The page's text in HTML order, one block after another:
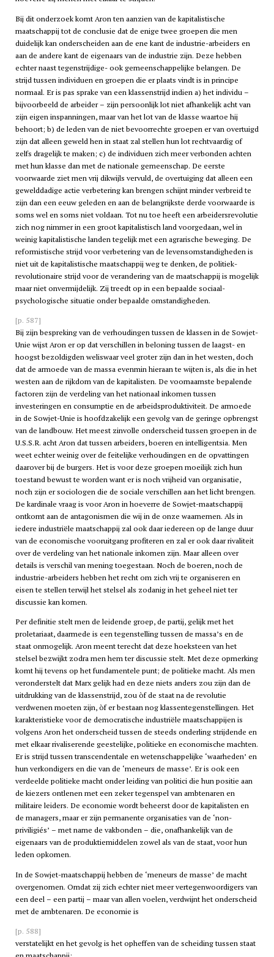
Bij dit onderzoek komt Aron ten aanzien van de kapitalistische
maatschappij tot de conclusie dat de enige twee groepen die men
duidelijk kan onderscheiden aan de ene kant de industrie-arbeiders en
aan de andere kant de eigenaars van de industrie zijn. Deze hebben
echter naast tegenstrijdige- ook gemeenschappelijke belangen. De
strijd tussen individuen en groepen die er plaats vindt is in principe
normaal. Er is pas sprake van een klassenstrijd indien a) het individu –
bijvoorbeeld de arbeider – zijn persoonlijk lot niet afhankelijk acht van
zijn eigen inspanningen, maar van het lot van de klasse waartoe hij
behoort; b) de leden van de niet bevoorrechte groepen er van overtuigd
zijn dat alleen geweld hen in staat zal stellen hun lot rechtvaardig of
zelfs dragelijk te maken; c) de individuen zich meer verbonden achten
met hun klasse dan met de nationale gemeenschap. De eerste
voorwaarde ziet men vrij dikwijls vervuld, de overtuiging dat alleen een
gewelddadige actie verbetering kan brengen schijnt minder verbreid te
zijn dan een eeuw geleden en aan de belangrijkste derde voorwaarde is
soms wel en soms niet voldaan. Tot nu toe heeft een arbeidersrevolutie
zich nog nimmer in een groot kapitalistisch land voorgedaan, wel in
weinig kapitalistische landen tegelijk met een agrarische beweging. De
reformistische strijd voor verbetering van de levensomstandigheden is
niet uit de kapitalistische maatschappij weg te denken, de politiek-
revolutionaire strijd voor de verandering van de maatschappij is mogelijk
maar niet onvermijdelijk. Zij treedt op in een bepaalde sociaal-
psychologische situatie onder bepaalde omstandigheden.
[p. 587]
Bij zijn bespreking van de verhoudingen tussen de klassen in de Sowjet-
Unie wijst Aron er op dat verschillen in beloning tussen de laagst- en
hoogst bezoldigden weliswaar veel groter zijn dan in het westen, doch
dat de armoede van de massa evenmin hieraan te wijten is, als die in het
westen aan de rijkdom van de kapitalisten. De voornaamste bepalende
factoren zijn de verdeling van het nationaal inkomen tussen
investeringen en consumptie en de arbeidsproduktiviteit. De armoede
in de Sowjet-Unie is hoofdzakelijk een gevolg van de geringe opbrengst
van de landbouw. Het meest zinvolle onderscheid tussen groepen in de
U.S.S.R. acht Aron dat tussen arbeiders, boeren en intelligentsia. Men
weet echter weinig over de feitelijke verhoudingen en de opvattingen
daarover bij de burgers. Het is voor deze groepen moeilijk zich hun
toestand bewust te worden want er is noch vrijheid van organisatie,
noch zijn er sociologen die de sociale verschillen aan het licht brengen.
De kardinale vraag is voor Aron in hoeverre de Sowjet-maatschappij
ontkomt aan de antagonismen die wij in de onze waarnemen. Als in
iedere industriële maatschappij zal ook daar iedereen op de lange duur
van de economische vooruitgang profiteren en zal er ook daar rivaliteit
over de verdeling van het nationale inkomen zijn. Maar alleen over
details is verschil van mening toegestaan. Noch de boeren, noch de
industrie-arbeiders hebben het recht om zich vrij te organiseren en
eisen te stellen terwijl het stelsel als zodanig in het geheel niet ter
discussie kan komen.
Per definitie stelt men de leidende groep, de partij, gelijk met het
proletariaat, daarmede is een tegenstelling tussen de massa’s en de
staat onmogelijk. Aron meent terecht dat deze hoeksteen van het
stelsel bezwijkt zodra men hem ter discussie stelt. Met deze opmerking
komt hij tevens op het fundamentele punt; de politieke macht. Als men
veronderstelt dat Marx gelijk had en deze niets anders zou zijn dan de
uitdrukking van de klassenstrijd, zou òf de staat na de revolutie
verdwenen moeten zijn, òf er bestaan nog klassentegenstellingen. Het
karakteristieke voor de democratische industriële maatschappijen is
volgens Aron het onderscheid tussen de steeds onderling strijdende en
met elkaar rivaliserende geestelijke, politieke en economische machten.
Er is strijd tussen transcendentale en wetenschappelijke ‘waarheden’ en
hun verkondigers en die van de ‘meneurs de masse’. Er is ook een
verdeelde politieke macht onder leiding van politici die hun positie aan
de kiezers ontlenen met een zeker tegenspel van ambtenaren en
militaire leiders. De economie wordt beheerst door de kapitalisten en
de managers, maar er zijn permanente organisaties van de ‘non-
priviligiés’ – met name de vakbonden – die, onafhankelijk van de
eigenaars van de produktiemiddelen zowel als van de staat, voor hun
leden opkomen.
In de Sowjet-maatschappij hebben de ‘meneurs de masse’ de macht
overgenomen. Omdat zij zich echter niet meer vertegenwoordigers van
een deel – een partij – maar van allen voelen, verdwijnt het onderscheid
met de ambtenaren. De economie is
[p. 588]
verstatelijkt en het gevolg is het opheffen van de scheiding tussen staat